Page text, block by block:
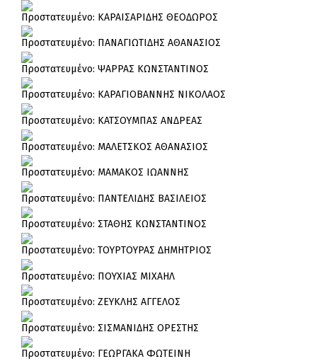
Πρoστατευμένο: ΚΑΡΑΙΣΑΡΙΔΗΣ ΘΕΟΔΩΡΟΣ
Πρoστατευμένο: ΠΑΝΑΓΙΩΤΙΔΗΣ ΑΘΑΝΑΣΙΟΣ
Πρoστατευμένο: ΨΑΡΡΑΣ ΚΩΝΣΤΑΝΤΙΝΟΣ
Πρoστατευμένο: ΚΑΡΑΓΙΟΒΑΝΝΗΣ ΝΙΚΟΛΑΟΣ
Πρoστατευμένο: ΚΑΤΣΟΥΜΠΑΣ ΑΝΔΡΕΑΣ
Πρoστατευμένο: ΜΑΛΕΤΣΚΟΣ ΑΘΑΝΑΣΙΟΣ
Πρoστατευμένο: ΜΑΜΑΚΟΣ ΙΩΑΝΝΗΣ
Πρoστατευμένο: ΠΑΝΤΕΛΙΔΗΣ ΒΑΣΙΛΕΙΟΣ
Πρoστατευμένο: ΣΤΑΘΗΣ ΚΩΝΣΤΑΝΤΙΝΟΣ
Πρoστατευμένο: ΤΟΥΡΤΟΥΡΑΣ ΔΗΜΗΤΡΙΟΣ
Πρoστατευμένο: ΠΟΥΧΙΑΣ ΜΙΧΑΗΛ
Πρoστατευμένο: ΖΕΥΚΛΗΣ ΑΓΓΕΛΟΣ
Πρoστατευμένο: ΣΙΣΜΑΝΙΔΗΣ ΟΡΕΣΤΗΣ
Πρoστατευμένο: ΓΕΩΡΓΑΚΑ ΦΩΤΕΙΝΗ